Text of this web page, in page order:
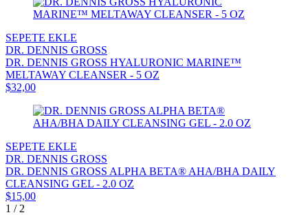
SEPETE EKLE
DR. DENNIS GROSS
DR. DENNIS GROSS HYALURONIC MARINE™
MELTAWAY CLEANSER - 5 OZ
$32,00
SEPETE EKLE
DR. DENNIS GROSS
DR. DENNIS GROSS ALPHA BETA® AHA/BHA DAILY
CLEANSING GEL - 2.0 OZ
$15,00
1 / 2